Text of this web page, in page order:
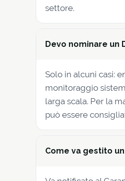
settore.
Devo nominare un
Solo in alcuni casi:
monitoraggio
larga scala. Per la
può essere
Come va gestito